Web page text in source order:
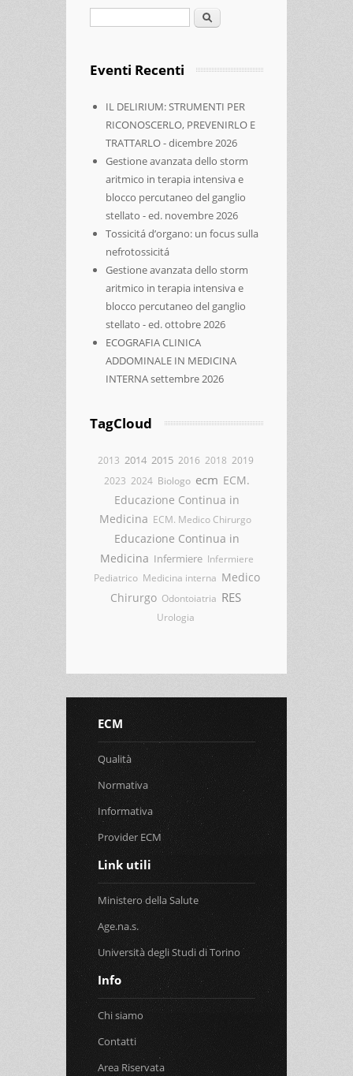
Cerca
Eventi Recenti
IL DELIRIUM: STRUMENTI PER
RICONOSCERLO, PREVENIRLO E
TRATTARLO - dicembre 2026
Gestione avanzata dello storm
aritmico in terapia intensiva e
blocco percutaneo del ganglio
stellato - ed. novembre 2026
Tossicitá d’organo: un focus sulla
nefrotossicitá
Gestione avanzata dello storm
aritmico in terapia intensiva e
blocco percutaneo del ganglio
stellato - ed. ottobre 2026
ECOGRAFIA CLINICA
ADDOMINALE IN MEDICINA
INTERNA settembre 2026
TagCloud
2013 2014 2015 2016 2018 2019
2023 2024 Biologo ecm ECM.
Educazione Continua in
Medicina ECM. Medico Chirurgo
Educazione Continua in
Medicina Infermiere Infermiere
Pediatrico Medicina interna Medico
Chirurgo Odontoiatria RES
Urologia
ECM
Qualità
Normativa
Informativa
Provider ECM
Link utili
Ministero della Salute
Age.na.s.
Università degli Studi di Torino
Info
Chi siamo
Contatti
Area Riservata